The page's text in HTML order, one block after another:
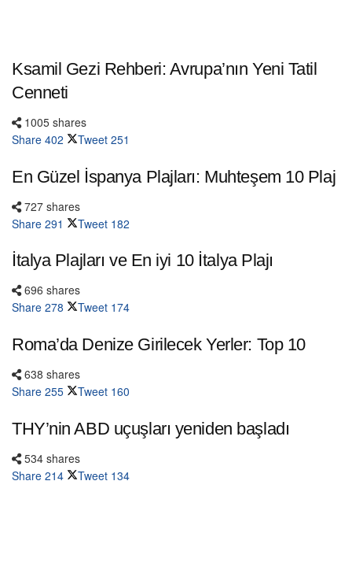
Ksamil Gezi Rehberi: Avrupa’nın Yeni Tatil
Cenneti
1005 shares
Share 402 Tweet 251
En Güzel İspanya Plajları: Muhteşem 10 Plaj
727 shares
Share 291 Tweet 182
İtalya Plajları ve En iyi 10 İtalya Plajı
696 shares
Share 278 Tweet 174
Roma’da Denize Girilecek Yerler: Top 10
638 shares
Share 255 Tweet 160
THY’nin ABD uçuşları yeniden başladı
534 shares
Share 214 Tweet 134